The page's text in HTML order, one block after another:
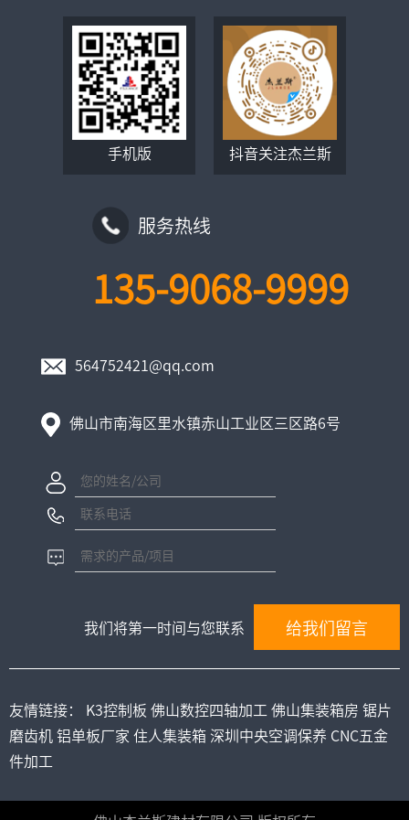
手机版 抖音关注杰兰斯
服务热线
135-9068-9999
564752421@qq.com
佛山市南海区里水镇赤山工业区三区路6号
我们将第一时间与您联系
友情链接： K3控制板 佛山数控四轴加工佛山集装箱房 锯片
磨齿机铝单板厂家 住人集装箱 深圳中央空调保养 CNC五金
件加工